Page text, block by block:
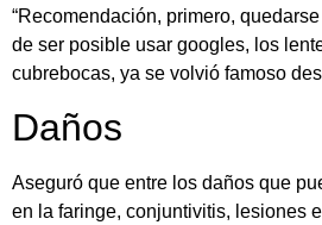
“Recomendación, primero,
de ser posible usar googles, los
cubrebocas, ya se volvió famoso
Daños
Aseguró que entre los daños que
en la faringe, conjuntivitis, lesiones